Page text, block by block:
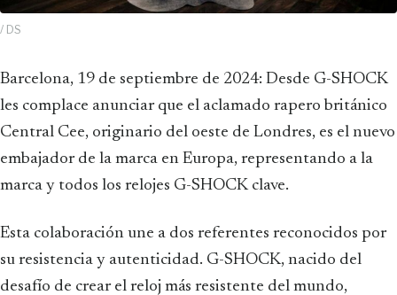
/ DS
Barcelona, 19 de septiembre de 2024: Desde G-SHOCK
les complace anunciar que el aclamado rapero británico
Central Cee, originario del oeste de Londres, es el nuevo
embajador de la marca en Europa, representando a la
marca y todos los relojes G-SHOCK clave.
Esta colaboración une a dos referentes reconocidos por
su resistencia y autenticidad. G-SHOCK, nacido del
desafío de crear el reloj más resistente del mundo,